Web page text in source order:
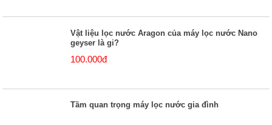
Vật liệu lọc nước Aragon của máy lọc nước Nano
geyser là gi?
100.000đ
Tầm quan trọng máy lọc nước gia đình